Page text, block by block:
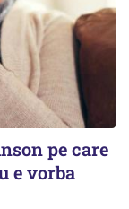
pe care
e vorba